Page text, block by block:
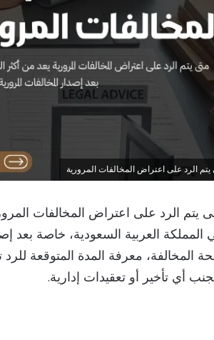
الرد على اعتراض المخالفات المرورية
يتم الرد على اعتراض المخالفات
المملكة العربية السعودية، خاصة بعد
المخالفة، معرفة المدة المتوقعة
أي تأخير أو تعقيدات إدارية.